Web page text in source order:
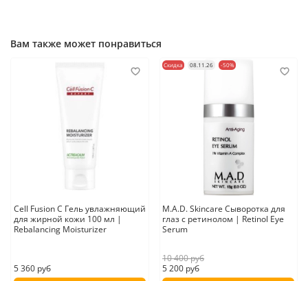
Вам также может понравиться
Cell Fusion C Гель увлажняющий
для жирной кожи 100 мл |
Rebalancing Moisturizer
5 360 руб
Скидка 08.11.26 -50%
M.A.D. Skincare Сыворотка для
глаз с ретинолом | Retinol Eye
Serum
10 400 руб
5 200 руб